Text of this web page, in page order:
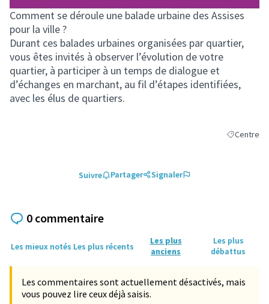
Comment se déroule une balade urbaine des Assises
pour la ville ?
Durant ces balades urbaines organisées par quartier,
vous êtes invités à observer l’évolution de votre
quartier, à participer à un temps de dialogue et
d’échanges en marchant, au fil d’étapes identifiées,
avec les élus de quartiers.
Filtrer les
Centre
Suivre Partager Signaler
0 commentaire
Les mieux notés Les plus récents
Les plus
anciens
Les plus
débattus
Les commentaires sont actuellement désactivés, mais
vous pouvez lire ceux déjà saisis.